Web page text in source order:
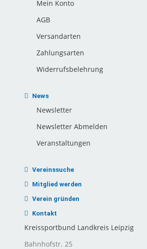
Mein Konto
AGB
Versandarten
Zahlungsarten
Widerrufsbelehrung
News
Newsletter
Newsletter Abmelden
Veranstaltungen
Vereinssuche
Mitglied werden
Verein gründen
Kontakt
Kreissportbund Landkreis Leipzig
Bahnhofstr. 25